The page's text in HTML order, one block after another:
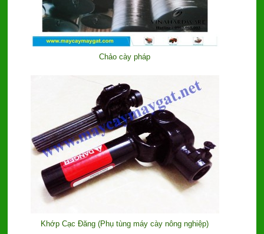
Chảo cày pháp
Khớp Cạc Đăng (Phụ tùng máy cày nông nghiệp)